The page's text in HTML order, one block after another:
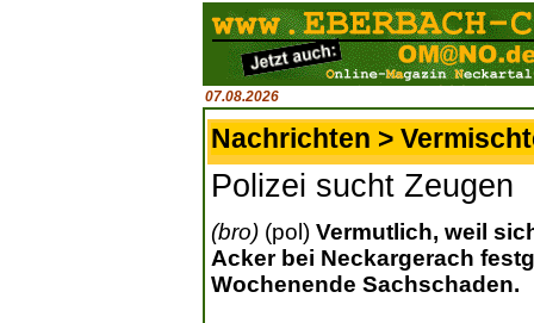
07.08.2026
Nachrichten >
Polizei sucht Zeugen
(bro) (pol) Vermutlich, weil
Acker bei Neckargerach
Wochenende Sachschaden.